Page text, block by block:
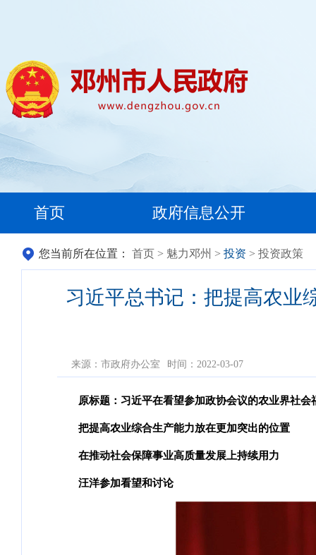
首页 政府信息公开
您当前所在位置： 首页 > 魅力邓州 > 投资 > 投资政策
习近平总书记：把提高农业
来源：市政府办公室 时间：2022-03-07
原标题：习近平在看望参加政协会议的农业界社
把提高农业综合生产能力放在更加突出的位置
在推动社会保障事业高质量发展上持续用力
汪洋参加看望和讨论